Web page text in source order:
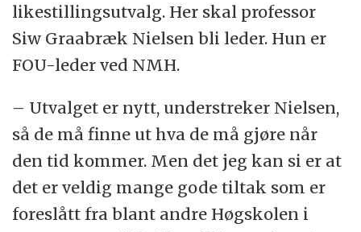
likestillingsutvalg. Her skal professor
Siw Graabræk Nielsen bli leder. Hun er
FOU-leder ved NMH.
– Utvalget er nytt, understreker Nielsen,
så de må finne ut hva de må gjøre når
den tid kommer. Men det jeg kan si er at
det er veldig mange gode tiltak som er
foreslått fra blant andre Høgskolen i